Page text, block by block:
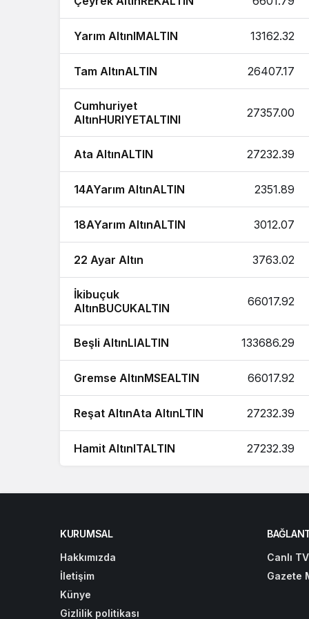
Yarım AltınIMALTIN 13162.32
Tam AltınALTIN 26407.17
Cumhuriyet
AltınHURIYETALTINI
27357.00
Ata AltınALTIN 27232.39
14AYarım AltınALTIN 2351.89
18AYarım AltınALTIN 3012.07
22 Ayar Altın 3763.02
İkibuçuk
AltınBUCUKALTIN
66017.92
Beşli AltınLIALTIN 133686.29
Gremse AltınMSEALTIN 66017.92
Reşat AltınAta AltınLTIN 27232.39
Hamit AltınITALTIN 27232.39
KURUMSAL
Hakkımızda
İletişim
Künye
Gizlilik politikası
Canlı TV
Gazete